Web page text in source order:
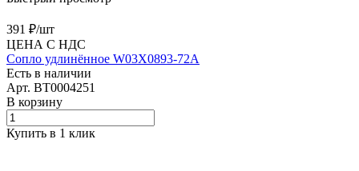
391 ₽/шт
ЦЕНА С НДС
Сопло удлинённое W03X0893-72A
Есть в наличии
Арт. BT0004251
В корзину
Купить в 1 клик